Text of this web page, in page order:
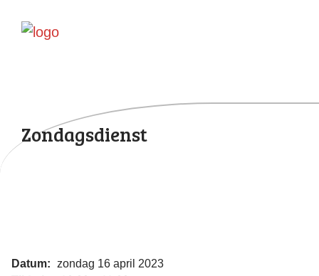
Zondagsdienst
Datum: zondag 16 april 2023